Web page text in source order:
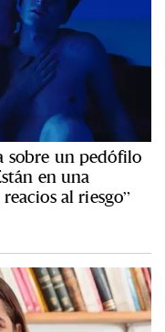
sobre un pedófilo
en una
al riesgo”